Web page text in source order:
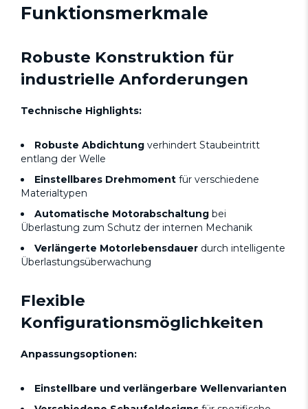
Funktionsmerkmale
Robuste Konstruktion für
industrielle Anforderungen
Technische Highlights:
Robuste Abdichtung verhindert Staubeintritt
entlang der Welle
Einstellbares Drehmoment für verschiedene
Materialtypen
Automatische Motorabschaltung bei
Überlastung zum Schutz der internen Mechanik
Verlängerte Motorlebensdauer durch intelligente
Überlastungsüberwachung
Flexible
Konfigurationsmöglichkeiten
Anpassungsoptionen:
Einstellbare und verlängerbare Wellenvarianten